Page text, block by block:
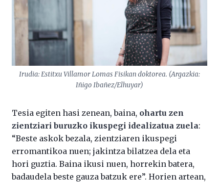
Irudia: Estitxu Villamor Lomas Fisikan doktorea. (Argazkia:
Iñigo Ibañez/Elhuyar)
Tesia egiten hasi zenean, baina, ohartu zen
zientziari buruzko ikuspegi idealizatua zuela:
“Beste askok bezala, zientziaren ikuspegi
erromantikoa nuen; jakintza bilatzea dela eta
hori guztia. Baina ikusi nuen, horrekin batera,
badaudela beste gauza batzuk ere”. Horien artean,